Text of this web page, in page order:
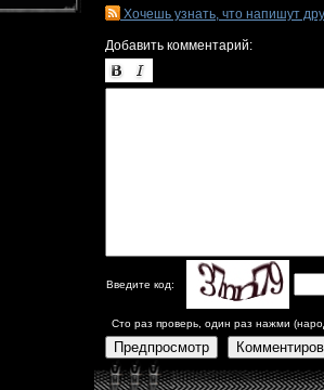
Хочешь узнать, что напишут
Добавить комментарий:
Введите код:
Сто раз проверь, один раз нажми
Предпросмотр